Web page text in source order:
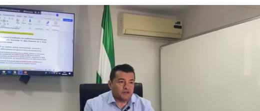
of
and be part
your email address on our website or click
Don't worry, we respect your privacy and